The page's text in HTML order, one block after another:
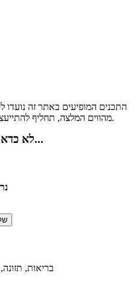
התכנים המופיעים באתר זה נועדו
מהווים המלצה, תחליף להתייעצות עם מומחה או קבלת ייעוץ רפואי.
לא כדאי לפספס...
בריאות,